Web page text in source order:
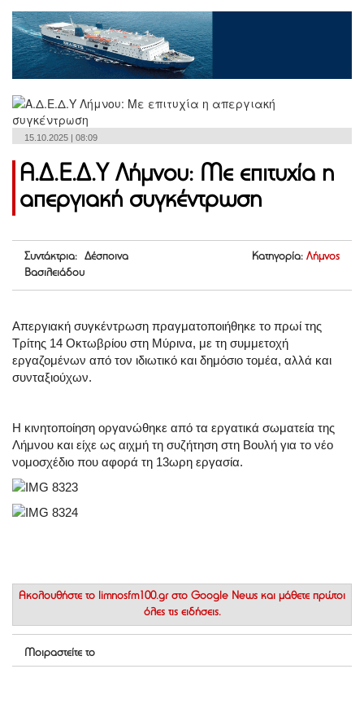
15.10.2025 | 08:09
Α.Δ.Ε.Δ.Υ Λήμνου: Με επιτυχία η
απεργιακή συγκέντρωση
Συντάκτρια: Δέσποινα
Βασιλειάδου
Κατηγορία: Λήμνος
Απεργιακή συγκέντρωση πραγματοποιήθηκε το πρωί της
Τρίτης 14 Οκτωβρίου στη Μύρινα, με τη συμμετοχή
εργαζομένων από τον ιδιωτικό και δημόσιο τομέα, αλλά και
συνταξιούχων.
Η κινητοποίηση οργανώθηκε από τα εργατικά σωματεία της
Λήμνου και είχε ως αιχμή τη συζήτηση στη Βουλή για το νέο
νομοσχέδιο που αφορά τη 13ωρη εργασία.
Ακολουθήστε το limnosfm100.gr στο Google News και μάθετε πρώτοι
όλες τις ειδήσεις.
Μοιραστείτε το